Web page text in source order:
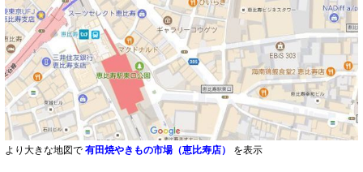
より大きな地図で 有田焼やきもの市場（恵比寿店） を表示